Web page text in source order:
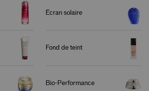
Écran solaire
Fond de teint
Bio-Performance